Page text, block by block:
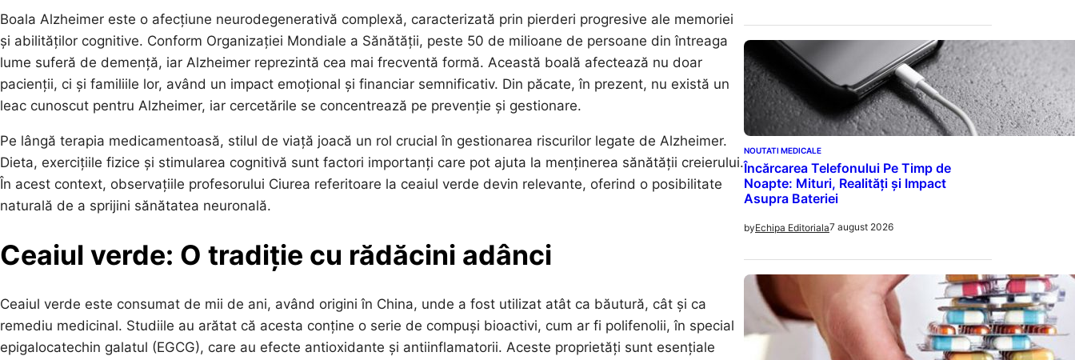
Boala Alzheimer este o afecțiune neurodegenerativă complexă, caracterizată prin pierderi progresive ale memoriei
și abilităților cognitive. Conform Organizației Mondiale a Sănătății, peste 50 de milioane de persoane din întreaga
lume suferă de demență, iar Alzheimer reprezintă cea mai frecventă formă. Această boală afectează nu doar
pacienții, ci și familiile lor, având un impact emoțional și financiar semnificativ. Din păcate, în prezent, nu există un
leac cunoscut pentru Alzheimer, iar cercetările se concentrează pe prevenție și gestionare.
Pe lângă terapia medicamentoasă, stilul de viață joacă un rol crucial în gestionarea riscurilor legate de Alzheimer.
Dieta, exercițiile fizice și stimularea cognitivă sunt factori importanți care pot ajuta la menținerea sănătății creierului.
În acest context, observațiile profesorului Ciurea referitoare la ceaiul verde devin relevante, oferind o posibilitate
naturală de a sprijini sănătatea neuronală.
Ceaiul verde: O tradiție cu rădăcini adânci
Ceaiul verde este consumat de mii de ani, având origini în China, unde a fost utilizat atât ca băutură, cât și ca
remediu medicinal. Studiile au arătat că acesta conține o serie de compuși bioactivi, cum ar fi polifenolii, în special
epigalocatechin galatul (EGCG), care au efecte antioxidante și antiinflamatorii. Aceste proprietăți sunt esențiale
NOUTATI MEDICALE
Încărcarea Telefonului Pe Timp de
Noapte: Mituri, Realități și Impact
Asupra Bateriei
byEchipa Editoriala7 august 2026